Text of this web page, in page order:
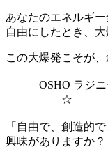
あなたのエネルギ
自由にしたとき、大
この大爆発こそが、
OSHO ラジニ
☆
「自由で、創造的
興味がありますか？